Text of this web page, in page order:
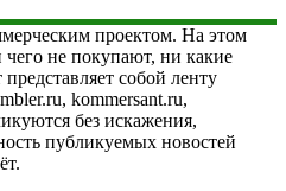
проектом. На этом
не покупают, ни какие
собой ленту
kommersant.ru,
без искажения,
публикуемых новостей